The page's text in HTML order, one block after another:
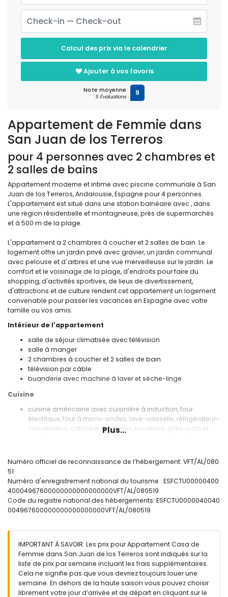
Appartement de Femmie dans
San Juan de los Terreros
pour 4 personnes avec 2 chambres et
2 salles de bains
Appartement moderne et intime avec piscine communale à San
Juan de los Terreros, Andalousie, Espagne pour 4 personnes.
L'appartement est situé dans une station balnéaire avec , dans
une région résidentielle et montagneuse, près de supermarchés
et à 500 m de la plage.
L'appartement a 2 chambres à coucher et 2 salles de bain. Le
logement offre un jardin privé avec gravier, un jardin communal
avec pelouse et d´arbres et une vue merveilleuse sur le jardin. Le
comfort et le voisinage de la plage, d'endroits pour faire du
shopping, d'activités sportives, de lieux de divertissement,
d'attractions et de culture rendent cet appartement un logement
convenable pour passer les vacances en Espagne avec votre
famille ou vos amis.
Intérieur de l'appartement
salle de séjour climatisée avec télévision
salle à manger
2 chambres à coucher et 2 salles de bain
télévision par câble
buanderie avec machine à laver et sèche-linge
Cuisine
cuisine américaine avec cuisinière à induction, four
électrique, four à micro-ondes, lave-vaisselle, réfrigérateur-
congélateur, cafetière électrique, bouilloire, grille-pain et
x 160cm) et salle de bain en suite
chambre à coucher climatisée avec 2 lits simples (de 200 x
80cm)
salle de bain en suite avec lavabo simple, douche, toilette
Extérieur de l'appartement
terrain enclôturé
piscine communale
piscine pour enfants
jardin privé avec gravier et mobilier de jardin avec chaises
Plus...
Numéro officiel de reconnaissance de l’hébergement: VFT/AL/080
51
Numéro d'enregistrement national du tourisme : ESFCTU00000400
40004967600000000000000000VFT/AL/080519
Code du registre national des hébergements: ESFCTU0000040040
004967600000000000000000VFT/AL/080519
IMPORTANT À SAVOIR: Les prix pour Appartement Casa de
Femmie dans San Juan de los Terreros sont indiqués sur la
liste de prix par semaine incluant les frais supplémentaires.
Cela ne signifie pas que vous devriez toujours louer une
semaine. En dehors de la haute saison vous pouvez choisir
librement votre jour d’arrivée et de départ en cliquant sur le
Calcul des prix via le calendrier
Ajouter à vos favoris
Note moyenne
5 Évaluations 9